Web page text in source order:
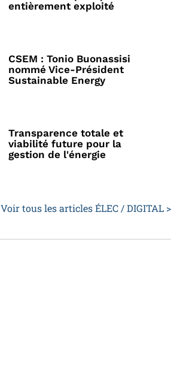
entièrement exploité
CSEM : Tonio Buonassisi
nommé Vice-Président
Sustainable Energy
Transparence totale et
viabilité future pour la
gestion de l'énergie
Voir tous les articles ÉLEC / DIGITAL >